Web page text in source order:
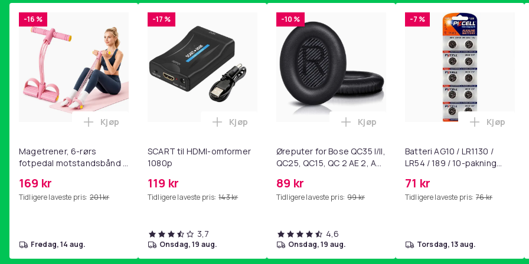
-16 %
Magetrener, 6-rørs
fotpedal motstandsbånd -
yoga og
hjemmegymnastikk Pink
169 kr
Tidligere laveste pris: 201 kr
Legg Magetrener, 6-rørs fotpedal motstandsbånd - mage- og kjernetrening, yoga og
Kjøp
fredag, 14 aug.
-17 %
SCART til HDMI-omformer
1080p
119 kr
Tidligere laveste pris: 143 kr
Legg SCART til HDMI-omformer 1080p i handlekurven
Kjøp
3,7
onsdag, 19 aug.
-10 %
Øreputer for Bose QC35 I/II,
QC25, QC15, QC 2 AE 2, AE
SoundLink Black
89 kr
Tidligere laveste pris: 99 kr
Legg Øreputer for Bose QC35 I/II, QC25,
Kjøp
4,6
onsdag, 19 aug.
-7 %
Batteri AG10 / LR1130 /
LR54 / 189 / 10-pakning
71 kr
Tidligere laveste pris: 76 kr
Legg
Kjøp
torsdag, 13 aug.